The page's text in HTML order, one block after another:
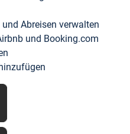
Abreisen verwalten
und Booking.com